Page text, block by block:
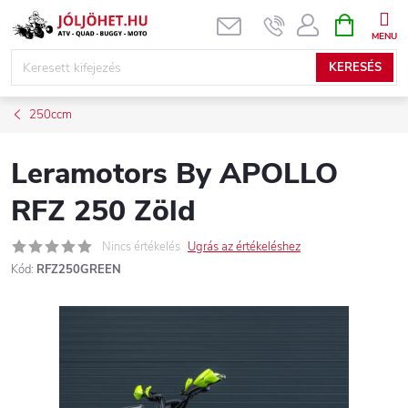
Ugrás
KERESÉS
KOSÁR
250ccm
Leramotors By APOLLO
RFZ 250 Zöld
Nincs értékelés Ugrás az értékeléshez
Kód: RFZ250GREEN